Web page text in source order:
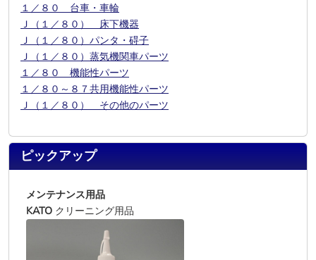
１／８０ 台車・車輪
Ｊ（１／８０） 床下機器
Ｊ（１／８０）パンタ・碍子
Ｊ（１／８０）蒸気機関車パーツ
１／８０ 機能性パーツ
１／８０～８７共用機能性パーツ
Ｊ（１／８０） その他のパーツ
ピックアップ
メンテナンス用品
KATO クリーニング用品